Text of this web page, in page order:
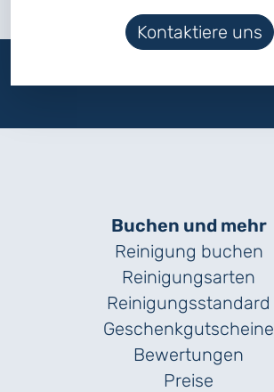
Kontaktiere uns
Buchen und mehr
Reinigung buchen
Reinigungsarten
Reinigungs­standard
Geschenk­gutscheine
Bewertungen
Preise